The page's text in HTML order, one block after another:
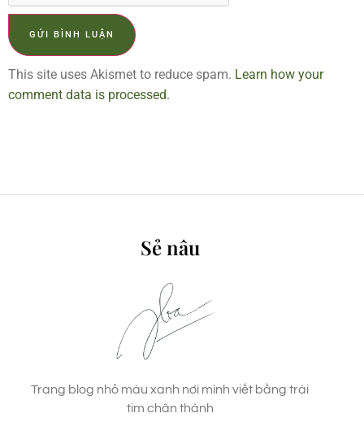
This site uses Akismet to reduce spam. Learn how your
comment data is processed.
Sẻ nâu
Trang blog nhỏ màu xanh nơi mình viết bằng trái
tim chân thành